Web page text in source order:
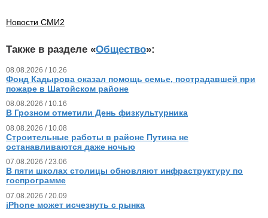
Новости СМИ2
Также в разделе «Общество»:
08.08.2026 / 10.26
Фонд Кадырова оказал помощь семье, пострадавшей при
пожаре в Шатойском районе
08.08.2026 / 10.16
В Грозном отметили День физкультурника
08.08.2026 / 10.08
Строительные работы в районе Путина не
останавливаются даже ночью
07.08.2026 / 23.06
В пяти школах столицы обновляют инфраструктуру по
госпрограмме
07.08.2026 / 20.09
iPhone может исчезнуть с рынка